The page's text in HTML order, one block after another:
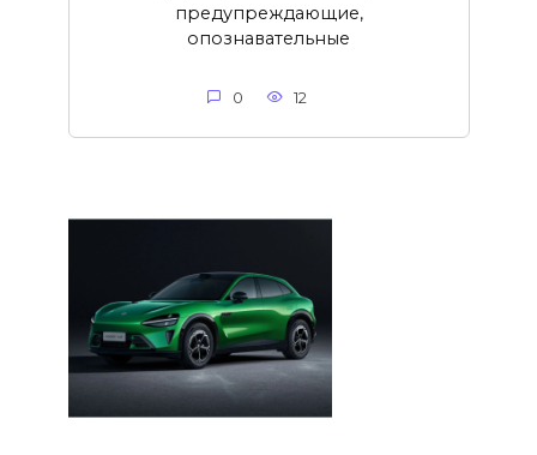
предупреждающие,
опознавательные
0 12